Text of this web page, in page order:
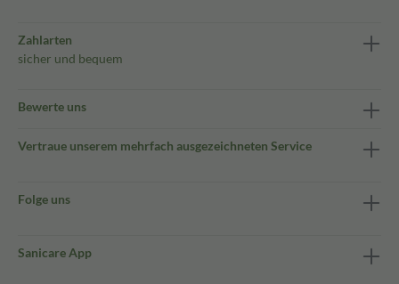
Zahlarten
sicher und bequem
Bewerte uns
Vertraue unserem mehrfach ausgezeichneten Service
Folge uns
Sanicare App